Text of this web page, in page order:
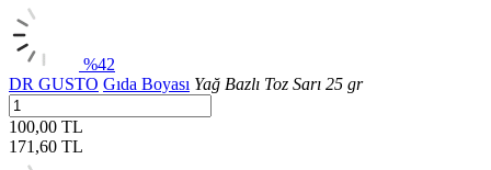
%42
DR GUSTO Gıda Boyası Yağ Bazlı Toz Sarı 25 gr
100,00 TL
171,60 TL